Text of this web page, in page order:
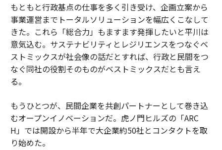
もともと行政基点の仕事を多く引き受け、企画立案から
事業運営までトータルソリューションを幅広くこなして
きた。これら「総合力」もますます発揮したいと平川は
意気込む。サステナビリティとレジリエンスをつなぐベ
ストミックスが社会像の話だとすれば、行政と民間をつ
なぐ同社の役割そのものがベストミックスだとも言え
る。
もうひとつが、民間企業を共創パートナーとして巻き込
むオープンイノベーションだ。虎ノ門ヒルズの「ARC
H」では開設から半年で大企業約50社とコンタクトを取
り始めた。